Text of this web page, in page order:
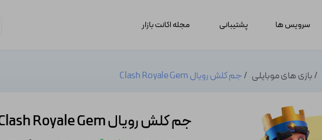
سرویس ها پشتیبانی مجله اکانت بازار
بازی های موبایلی جم کلش رویال Clash Royale Gem
جم کلش رویال Clash Royale Gem